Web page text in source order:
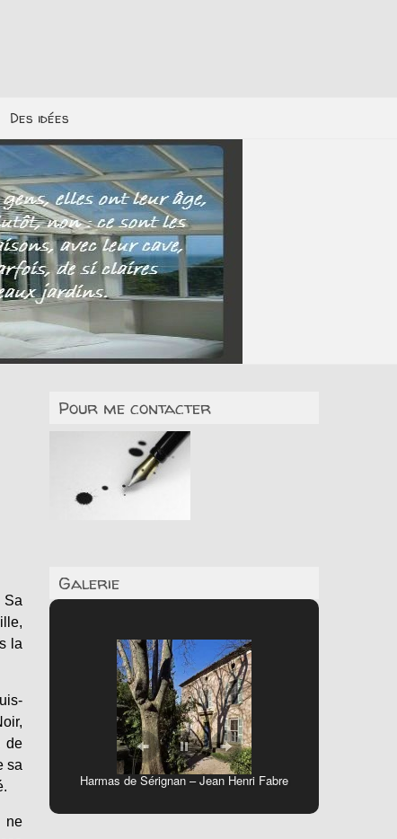
Des idées
Sa
la
de
sa
ne
Pour me contacter
Galerie
Harmas de Sérignan – Jean Henri Fabre